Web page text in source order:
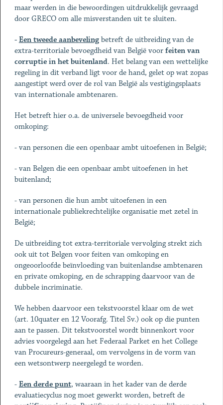
maar werden in die bewoordingen uitdrukkelijk gevraagd
door GRECO om alle misverstanden uit te sluiten.
- Een tweede aanbevelingbetreft de uitbreiding van de
extra-territoriale bevoegdheid van België voor feiten van
corruptie in het buitenland. Het belang van een wettelijke
regeling in dit verband ligt voor de hand, gelet op wat zopas
aangestipt werd over de rol van België als vestigingsplaats
van internationale ambtenaren.
Het betreft hier o.a. de universele bevoegdheid voor
omkoping:
- van personen die een openbaar ambt uitoefenen in België;
- van Belgen die een openbaar ambt uitoefenen in het
buitenland;
- van personen die hun ambt uitoefenen in een
internationale publiekrechtelijke organisatie met zetel in
België;
De uitbreiding tot extra-territoriale vervolging strekt zich
ook uit tot Belgen voor feiten van omkoping en
ongeoorloofde beïnvloeding van buitenlandse ambtenaren
en private omkoping, en de schrapping daarvoor van de
dubbele incriminatie.
We hebben daarvoor een tekstvoorstel klaar om de wet
(art. 10quater en 12 Voorafg. Titel Sv.) ook op die punten
aan te passen. Dit tekstvoorstel wordt binnenkort voor
advies voorgelegd aan het Federaal Parket en het College
van Procureurs-generaal, om vervolgens in de vorm van
een wetsontwerp neergelegd te worden.
- Een derde punt, waaraan in het kader van de derde
evaluatiecyclus nog moet gewerkt worden, betreft de